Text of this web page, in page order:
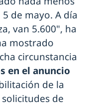
de mayo. A día
van 5.600", ha
mostrado
circunstancia
en el anuncio
de la
de